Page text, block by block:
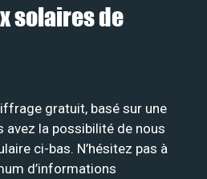
solaires de
gratuit, basé sur une
avez la possibilité de nous
ci-bas. N’hésitez pas à
d’informations